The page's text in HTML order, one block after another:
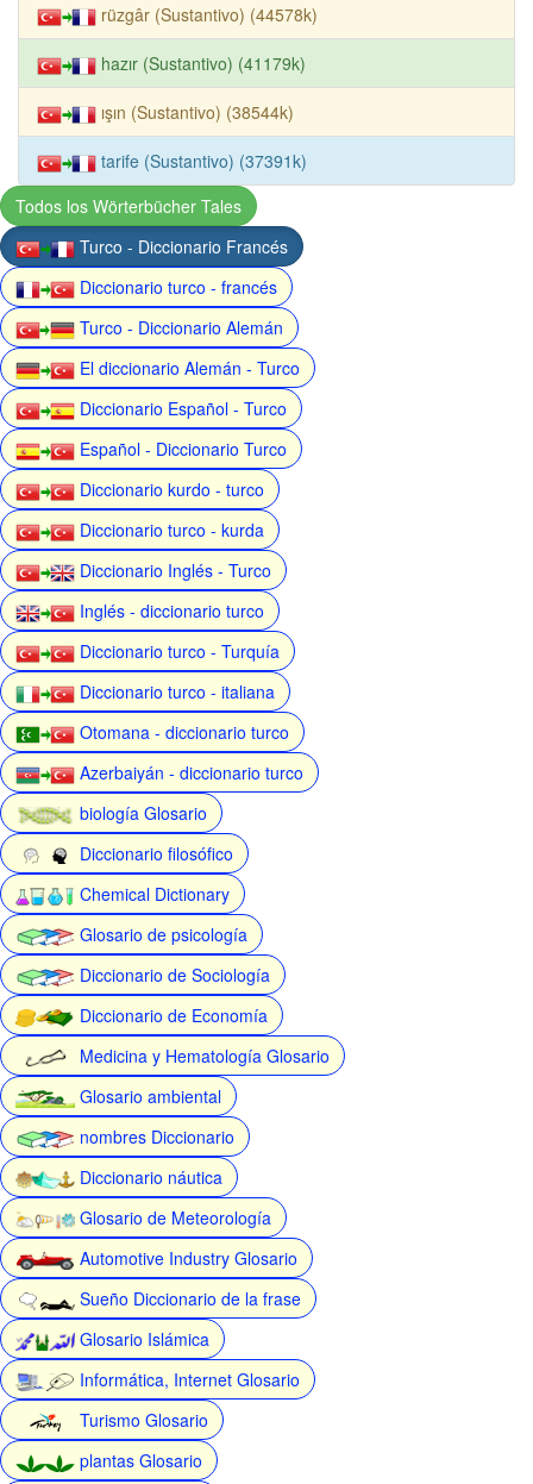
rüzgâr (Sustantivo) (44578k)
hazır (Sustantivo) (41179k)
ışın (Sustantivo) (38544k)
tarife (Sustantivo) (37391k)
Todos los Wörterbücher Tales
Turco - Diccionario Francés
Diccionario turco - francés
Turco - Diccionario Alemán
El diccionario Alemán - Turco
Diccionario Español - Turco
Español - Diccionario Turco
Diccionario kurdo - turco
Diccionario turco - kurda
Diccionario Inglés - Turco
Inglés - diccionario turco
Diccionario turco - Turquía
Diccionario turco - italiana
Otomana - diccionario turco
Azerbaiyán - diccionario turco
biología Glosario
Diccionario filosófico
Chemical Dictionary
Glosario de psicología
Diccionario de Sociología
Diccionario de Economía
Medicina y Hematología Glosario
Glosario ambiental
nombres Diccionario
Diccionario náutica
Glosario de Meteorología
Automotive Industry Glosario
Sueño Diccionario de la frase
Glosario Islámica
Informática, Internet Glosario
Turismo Glosario
plantas Glosario